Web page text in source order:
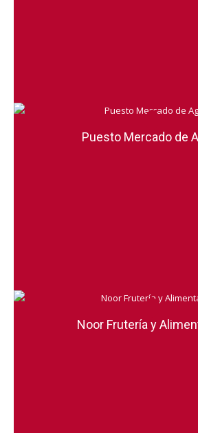
Puesto Mercado de
Noor Frutería y